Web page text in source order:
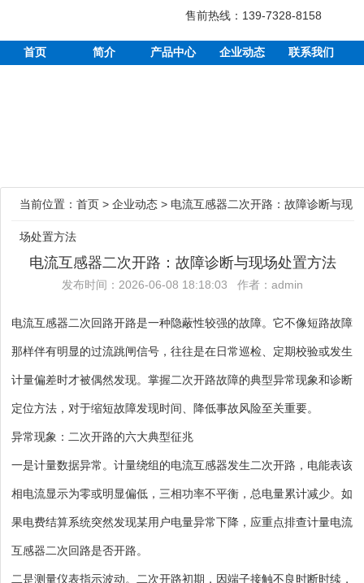
售前热线：139-7328-8158
首页 简介 产品中心 企业动态 联系我们
当前位置：首页 >企业动态 > 电流互感器二次开路：故障诊断与现
场处置方法
电流互感器二次开路：故障诊断与现场处置方法
发布时间：2026-06-08 18:18:03 作者：admin
电流互感器二次回路开路是一种隐蔽性较强的故障。它不像短路故障
那样伴有明显的过流跳闸信号，往往是在日常巡检、定期校验或发生
计量偏差时才被偶然发现。掌握二次开路故障的典型异常现象和诊断
定位方法，对于缩短故障发现时间、降低事故风险至关重要。
异常现象：二次开路的六大典型征兆
一是计量数据异常。计量绕组的电流互感器发生二次开路，电能表该
相电流显示为零或明显偏低，三相功率不平衡，总电量累计减少。如
果电费结算系统突然发现某用户电量异常下降，应重点排查计量电流
互感器二次回路是否开路。
二是测量仪表指示波动。二次开路初期，因端子接触不良时断时续，